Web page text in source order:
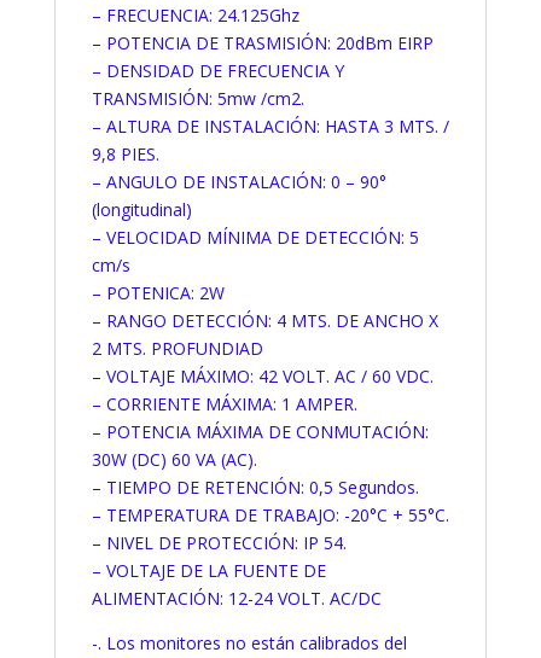
– FRECUENCIA: 24.125Ghz
– POTENCIA DE TRASMISIÓN: 20dBm EIRP
– DENSIDAD DE FRECUENCIA Y
TRANSMISIÓN: 5mw /cm2.
– ALTURA DE INSTALACIÓN: HASTA 3 MTS. /
9,8 PIES.
– ANGULO DE INSTALACIÓN: 0 – 90°
(longitudinal)
– VELOCIDAD MÍNIMA DE DETECCIÓN: 5
cm/s
– POTENICA: 2W
– RANGO DETECCIÓN: 4 MTS. DE ANCHO X
2 MTS. PROFUNDIAD
– VOLTAJE MÁXIMO: 42 VOLT. AC / 60 VDC.
– CORRIENTE MÁXIMA: 1 AMPER.
– POTENCIA MÁXIMA DE CONMUTACIÓN:
30W (DC) 60 VA (AC).
– TIEMPO DE RETENCIÓN: 0,5 Segundos.
– TEMPERATURA DE TRABAJO: -20°C + 55°C.
– NIVEL DE PROTECCIÓN: IP 54.
– VOLTAJE DE LA FUENTE DE
ALIMENTACIÓN: 12-24 VOLT. AC/DC
-. Los monitores no están calibrados del